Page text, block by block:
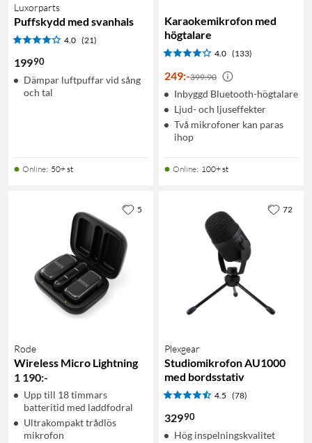
Luxorparts
Puffskydd med svanhals
4.0 (21)
19990
Dämpar luftpuffar vid sång
och tal
Online: 50+ st
Karaokemikrofon med
högtalare
4.0 (133)
249:-399:90
Inbyggd Bluetooth-högtalare
Ljud- och ljuseffekter
Två mikrofoner kan paras
ihop
Online: 100+ st
Rode
Wireless Micro Lightning
1 190:-
Upp till 18 timmars
batteritid med laddfodral
Ultrakompakt trådlös
mikrofon
5
Plexgear
Studiomikrofon AU1000
med bordsstativ
4.5 (78)
32990
Hög inspelningskvalitet
72